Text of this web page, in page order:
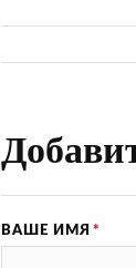
ВАШЕ ИМЯ *